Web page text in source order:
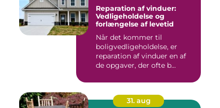
Reparation af vinduer:
Vedligeholdelse og
forlængelse af levetid
Når det kommer til
boligvedligeholdelse, er
reparation af vinduer en af
de opgaver, der ofte b...
31. aug